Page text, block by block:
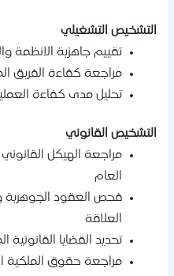
التشغيلي
تقييم جاهزية الانظمة
مراجعة كفاءة الفريق
تحليل مدى كفاءة العمليات
القانوني
مراجعة الهيكل القانوني
العام
فحص العقود الجوهرية
العلاقة
تحديد القضايا القانونية
مراجعة حقوق الملكية